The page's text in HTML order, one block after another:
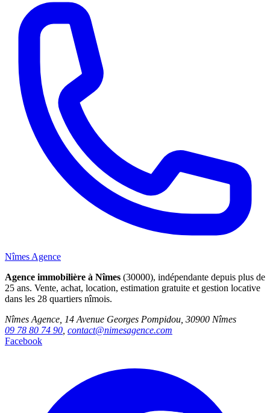
Nîmes Agence
Agence immobilière à Nîmes (30000), indépendante depuis plus de
25 ans. Vente, achat, location, estimation gratuite et gestion locative
dans les 28 quartiers nîmois.
Nîmes Agence, 14 Avenue Georges Pompidou, 30900 Nîmes
09 78 80 74 90 contact@nimesagence.com
Facebook